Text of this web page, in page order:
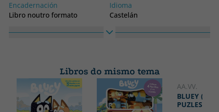
Encadernación
Libro noutro formato
Idioma
Castelán
Libros do mismo tema
AA.VV.
BLUEY
PUZLES)